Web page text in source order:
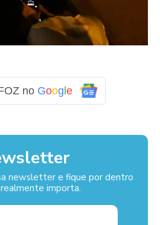
no Goog e
newsletter e fique por dentro
importa.